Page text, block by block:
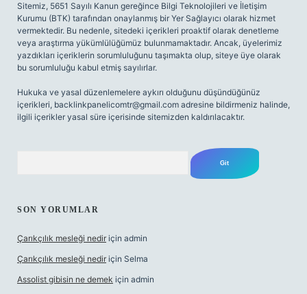
Sitemiz, 5651 Sayılı Kanun gereğince Bilgi Teknolojileri ve İletişim
Kurumu (BTK) tarafından onaylanmış bir Yer Sağlayıcı olarak hizmet
vermektedir. Bu nedenle, sitedeki içerikleri proaktif olarak denetleme
veya araştırma yükümlülüğümüz bulunmamaktadır. Ancak, üyelerimiz
yazdıkları içeriklerin sorumluluğunu taşımakta olup, siteye üye olarak
bu sorumluluğu kabul etmiş sayılırlar.
Hukuka ve yasal düzenlemelere aykırı olduğunu düşündüğünüz
içerikleri, backlinkpanelicomtr@gmail.com adresine bildirmeniz halinde,
ilgili içerikler yasal süre içerisinde sitemizden kaldırılacaktır.
SON YORUMLAR
Çarıkçılık mesleği nedir için admin
Çarıkçılık mesleği nedir için Selma
Assolist gibisin ne demek için admin